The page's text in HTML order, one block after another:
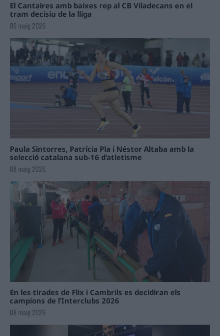
El Cantaires amb baixes rep al CB Viladecans en el
tram decisiu de la lliga
09 maig 2026
Paula Sintorres, Patrícia Pla i Néstor Altaba amb la
selecció catalana sub-16 d’atletisme
08 maig 2026
En les tirades de Flix i Cambrils es decidiran els
campions de l’Interclubs 2026
08 maig 2026